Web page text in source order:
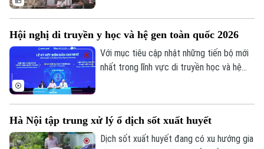
chóng”, “trị nám tận gốc”, mỹ phẩm chính
hãng siêu khuyến mãi khiến người tiêu
dùng dễ dàng bị lôi kéo.
Hội nghị di truyền y học và hệ gen toàn quốc 2026
Với mục tiêu cập nhật những tiến bộ mới
nhất trong lĩnh vực di truyền học và hệ
2026 với chủ đề "Hệ gen, Di truyền Y học
và các tiến bộ trong chẩn đoán, phòng và
Hà Nội tập trung xử lý ổ dịch sốt xuất huyết
Dịch sốt xuất huyết đang có xu hướng gia